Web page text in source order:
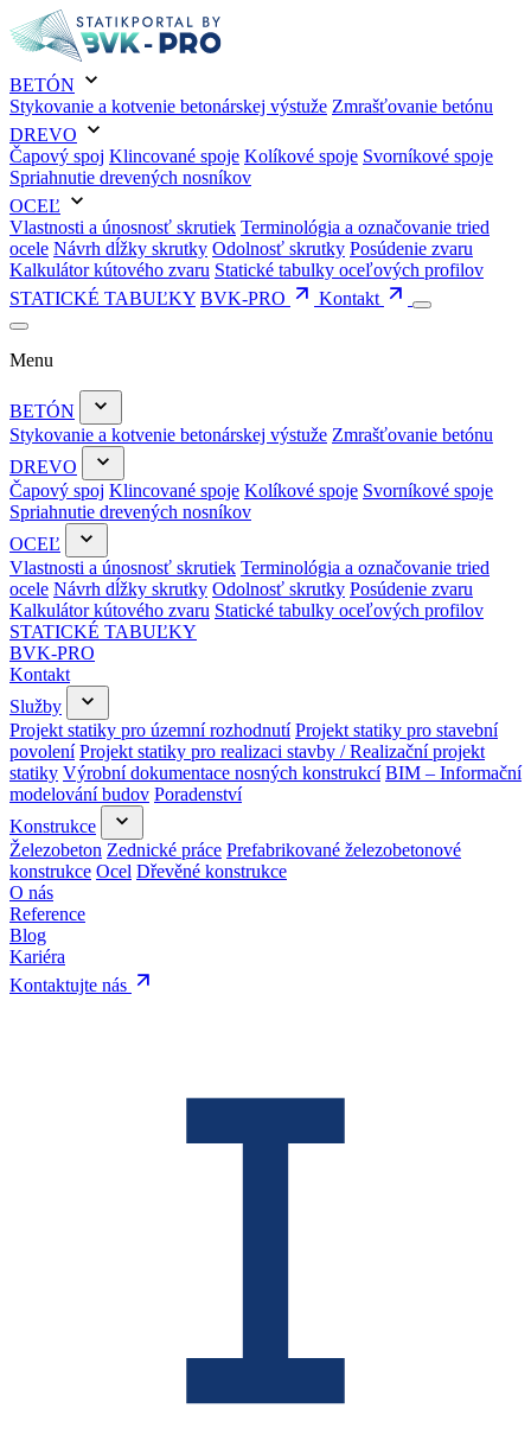
BETÓN
Stykovanie a kotvenie betonárskej výstuže Zmrašťovanie betónu
DREVO
Čapový spoj Klincované spoje Kolíkové spoje Svorníkové spoje
Spriahnutie drevených nosníkov
OCEĽ
Vlastnosti a únosnosť skrutiek Terminológia a označovanie tried
ocele Návrh dĺžky skrutky Odolnosť skrutky Posúdenie zvaru
Kalkulátor kútového zvaru Statické tabulky oceľových profilov
STATICKÉ TABUĽKY BVK-PRO Kontakt
Menu
BETÓN
Stykovanie a kotvenie betonárskej výstuže Zmrašťovanie betónu
DREVO
Čapový spoj Klincované spoje Kolíkové spoje Svorníkové spoje
Spriahnutie drevených nosníkov
OCEĽ
Vlastnosti a únosnosť skrutiek Terminológia a označovanie tried
ocele Návrh dĺžky skrutky Odolnosť skrutky Posúdenie zvaru
Kalkulátor kútového zvaru Statické tabulky oceľových profilov
STATICKÉ TABUĽKY
BVK-PRO
Kontakt
Služby
Projekt statiky pro územní rozhodnutí Projekt statiky pro stavební
povolení Projekt statiky pro realizaci stavby / Realizační projekt
statiky Výrobní dokumentace nosných konstrukcí BIM – Informační
modelování budov Poradenství
Konstrukce
Železobeton Zednické práce Prefabrikované železobetonové
konstrukce Ocel Dřevěné konstrukce
O nás
Reference
Blog
Kariéra
Kontaktujte nás